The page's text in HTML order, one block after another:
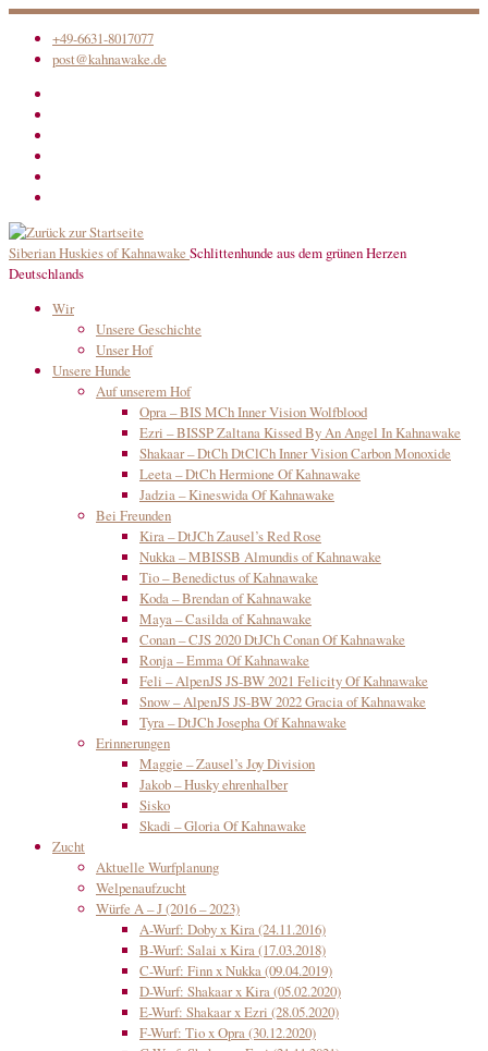
Zum
Inhalt
springen
+49-6631-8017077
post@kahnawake.de
Siberian Huskies of Kahnawake Schlittenhunde aus dem grünen Herzen
Deutschlands
Wir
Unsere Geschichte
Unser Hof
Unsere Hunde
Auf unserem Hof
Opra – BIS MCh Inner Vision Wolfblood
Ezri – BISSP Zaltana Kissed By An Angel In Kahnawake
Shakaar – DtCh DtClCh Inner Vision Carbon Monoxide
Leeta – DtCh Hermione Of Kahnawake
Jadzia – Kineswida Of Kahnawake
Bei Freunden
Kira – DtJCh Zausel’s Red Rose
Nukka – MBISSB Almundis of Kahnawake
Tio – Benedictus of Kahnawake
Koda – Brendan of Kahnawake
Maya – Casilda of Kahnawake
Conan – CJS 2020 DtJCh Conan Of Kahnawake
Ronja – Emma Of Kahnawake
Feli – AlpenJS JS-BW 2021 Felicity Of Kahnawake
Snow – AlpenJS JS-BW 2022 Gracia of Kahnawake
Tyra – DtJCh Josepha Of Kahnawake
Erinnerungen
Maggie – Zausel’s Joy Division
Jakob – Husky ehrenhalber
Sisko
Skadi – Gloria Of Kahnawake
Zucht
Aktuelle Wurfplanung
Welpenaufzucht
Würfe A – J (2016 – 2023)
A-Wurf: Doby x Kira (24.11.2016)
B-Wurf: Salai x Kira (17.03.2018)
C-Wurf: Finn x Nukka (09.04.2019)
D-Wurf: Shakaar x Kira (05.02.2020)
E-Wurf: Shakaar x Ezri (28.05.2020)
F-Wurf: Tio x Opra (30.12.2020)